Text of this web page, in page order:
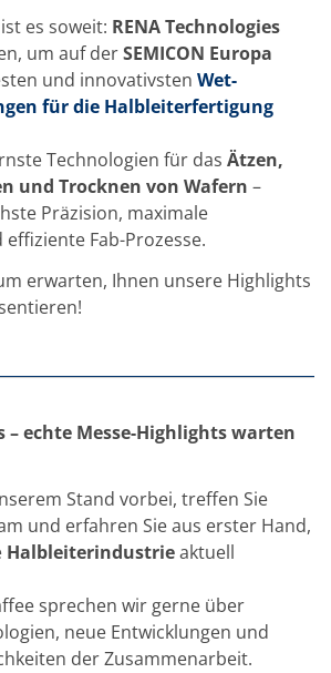
es soweit: RENA Technologies
um auf derSEMICON Europa
und innovativsten Wet-
für die Halbleiterfertigung
Technologien für das Ätzen,
und Trocknen von Wafern –
Präzision, maximale
Fab-Prozesse.
erwarten, Ihnen unsere Highlights
– echte Messe-Highlights warten
Stand vorbei, treffen Sie
und erfahren Sie aus erster Hand,
Halbleiterindustrieaktuell
sprechen wir gerne über
neue Entwicklungen und
der Zusammenarbeit.